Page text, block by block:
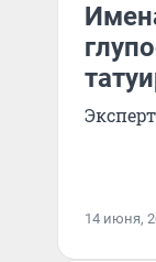
14 июня,